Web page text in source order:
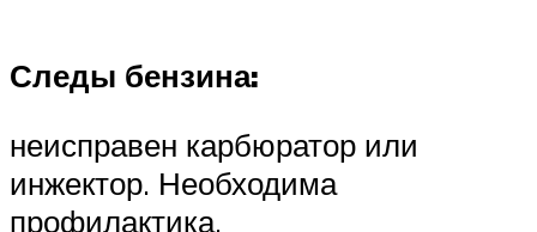
Следы бензина:
неисправен карбюратор или
инжектор. Необходима
профилактика.